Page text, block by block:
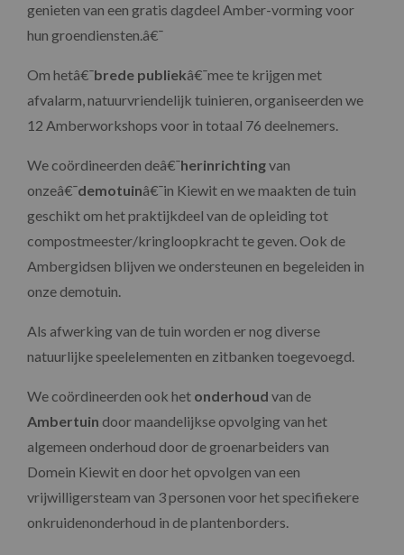
genieten van een gratis dagdeel Amber-vorming voor
hun groendiensten.â€¯
Om hetâ€¯brede publiekâ€¯mee te krijgen met
afvalarm, natuurvriendelijk tuinieren, organiseerden we
12 Amberworkshops voor in totaal 76 deelnemers.
We coördineerden deâ€¯herinrichtingvan
onzeâ€¯demotuinâ€¯in Kiewit en we maakten de tuin
geschikt om het praktijkdeel van de opleiding tot
compostmeester/kringloopkracht te geven. Ook de
Ambergidsen blijven we ondersteunen en begeleiden in
onze demotuin.
Als afwerking van de tuin worden er nog diverse
natuurlijke speelelementen en zitbanken toegevoegd.
We coördineerden ook het onderhoud van de
Ambertuin door maandelijkse opvolging van het
algemeen onderhoud door de groenarbeiders van
Domein Kiewit en door het opvolgen van een
vrijwilligersteam van 3 personen voor het specifiekere
onkruidenonderhoud in de plantenborders.